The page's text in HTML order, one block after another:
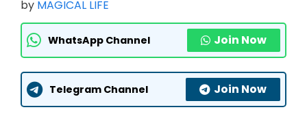
by MAGICAL LIFE
WhatsApp Channel Join Now
Telegram Channel Join Now